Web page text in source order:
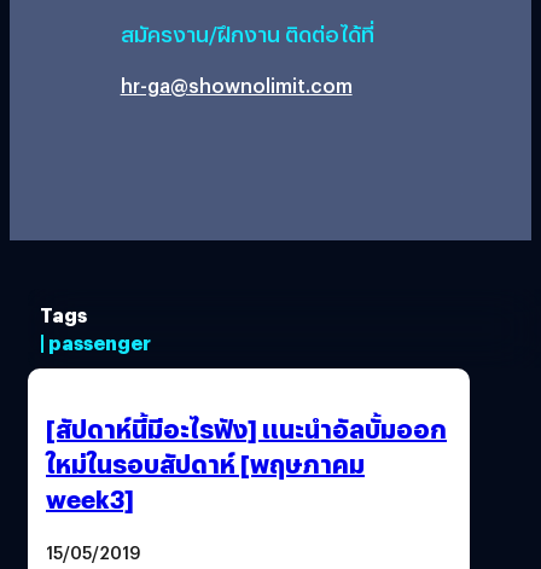
สมัครงาน/ฝึกงาน ติดต่อได้ที่
hr-ga@shownolimit.com
Tags
| passenger
[สัปดาห์นี้มีอะไรฟัง] แนะนำอัลบั้มออก
ใหม่ในรอบสัปดาห์ [พฤษภาคม
week3]
15/05/2019